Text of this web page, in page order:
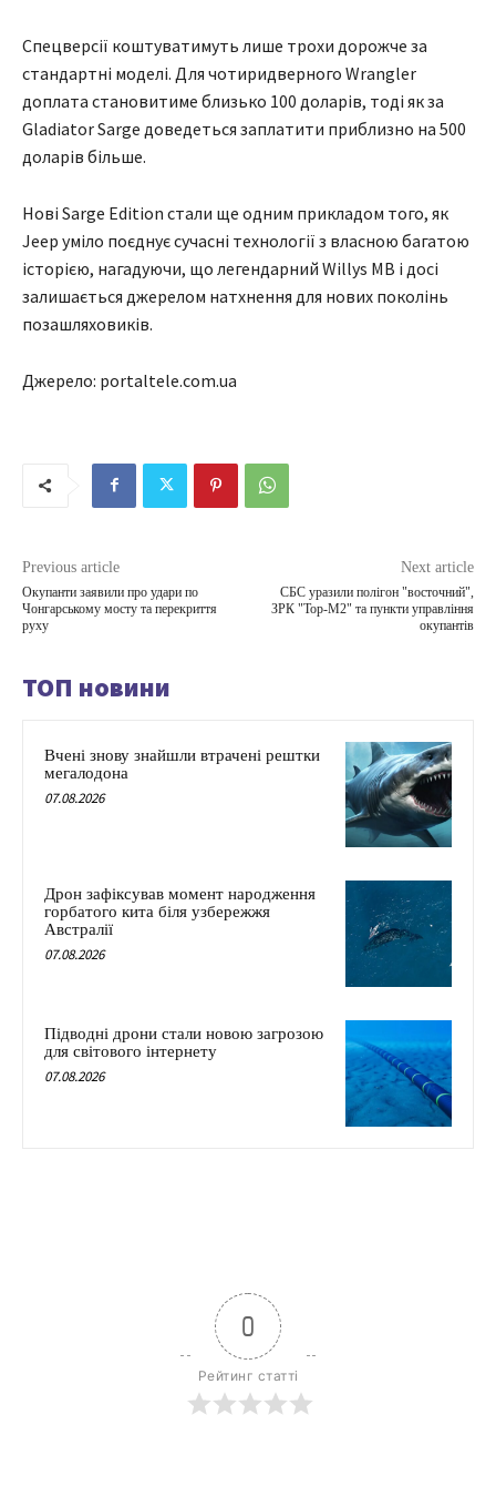
Спецверсії коштуватимуть лише трохи дорожче за
стандартні моделі. Для чотиридверного Wrangler
доплата становитиме близько 100 доларів, тоді як за
Gladiator Sarge доведеться заплатити приблизно на 500
доларів більше.
Нові Sarge Edition стали ще одним прикладом того, як
Jeep уміло поєднує сучасні технології з власною багатою
історією, нагадуючи, що легендарний Willys MB і досі
залишається джерелом натхнення для нових поколінь
позашляховиків.
Джерело: portaltele.com.ua
Previous article
Окупанти заявили про удари по
Чонгарському мосту та перекриття
руху
Next article
СБС уразили полігон "восточний",
ЗРК "Тор-М2" та пункти управління
окупантів
ТОП новини
Вчені знову знайшли втрачені рештки
мегалодона
07.08.2026
Дрон зафіксував момент народження
горбатого кита біля узбережжя
Австралії
07.08.2026
Підводні дрони стали новою загрозою
для світового інтернету
07.08.2026
0
Рейтинг статті